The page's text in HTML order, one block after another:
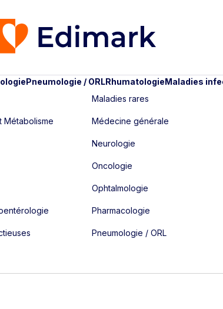
Pneumologie / ORLRhumatologieMaladies
Métabolisme
Maladies rares
Médecine générale
Neurologie
Oncologie
Ophtalmologie
Pharmacologie
Pneumologie / ORL